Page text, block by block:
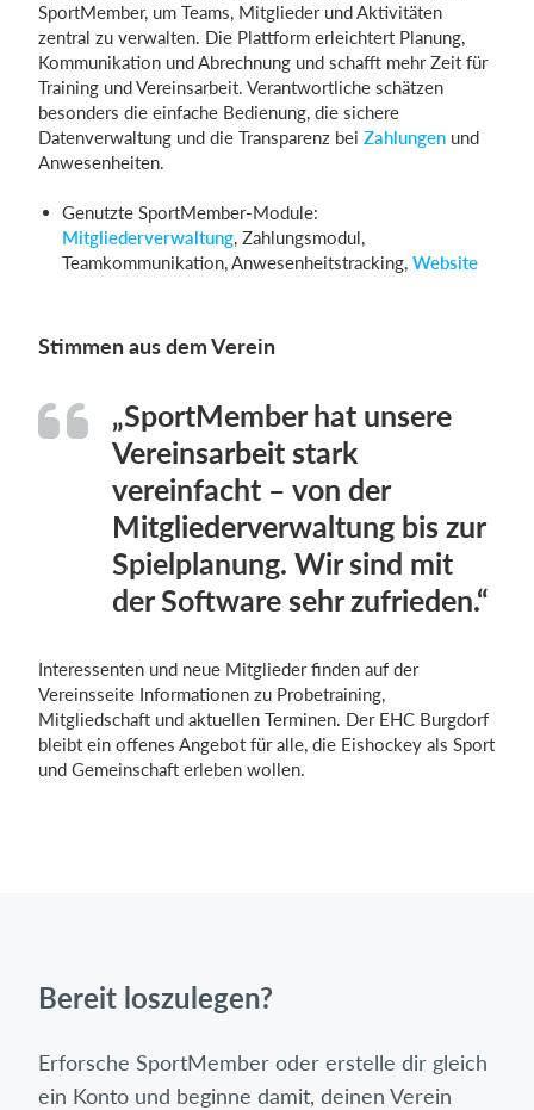
SportMember, um Teams, Mitglieder und Aktivitäten
zentral zu verwalten. Die Plattform erleichtert Planung,
Kommunikation und Abrechnung und schafft mehr Zeit für
Training und Vereinsarbeit. Verantwortliche schätzen
besonders die einfache Bedienung, die sichere
Datenverwaltung und die Transparenz bei Zahlungen und
Anwesenheiten.
Genutzte SportMember-Module:
Mitgliederverwaltung, Zahlungsmodul,
Teamkommunikation, Anwesenheitstracking, Website
Stimmen aus dem Verein
„SportMember hat unsere
Vereinsarbeit stark
vereinfacht – von der
Mitgliederverwaltung bis zur
Spielplanung. Wir sind mit
der Software sehr zufrieden.“
Interessenten und neue Mitglieder finden auf der
Vereinsseite Informationen zu Probetraining,
Mitgliedschaft und aktuellen Terminen. Der EHC Burgdorf
bleibt ein offenes Angebot für alle, die Eishockey als Sport
und Gemeinschaft erleben wollen.
Bereit loszulegen?
Erforsche SportMember oder erstelle dir gleich
ein Konto und beginne damit, deinen Verein